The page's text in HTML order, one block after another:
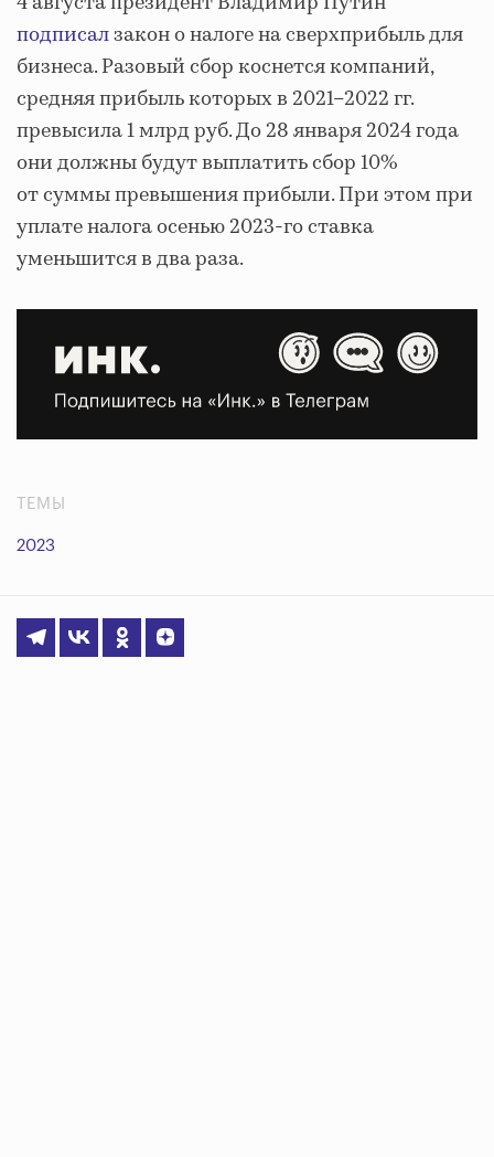
подписалзакон о налоге на сверхприбыль для
бизнеса. Разовый сбор коснется компаний,
средняя прибыль которых в 2021–2022 гг.
превысила 1 млрд руб. До 28 января 2024 года
они должны будут выплатить сбор 10%
от суммы превышения прибыли. При этом при
уплате налога осенью 2023-го ставка
уменьшится в два раза.
ТЕМЫ
2023